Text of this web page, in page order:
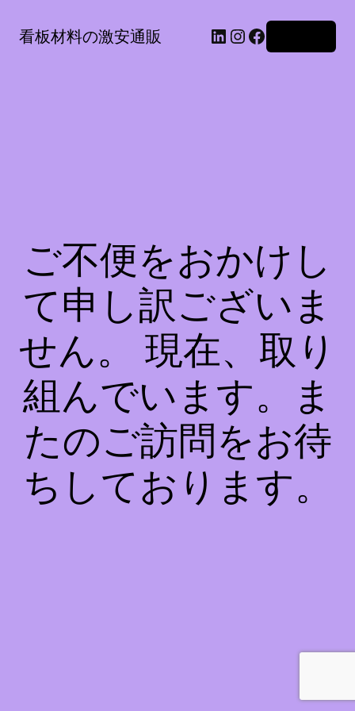
看板材料の激安通販 LinkedIn Instagram Facebook
ご不便をおかけし
て申し訳ございま
せん。 現在、取り
組んでいます。ま
たのご訪問をお待
ちしております。